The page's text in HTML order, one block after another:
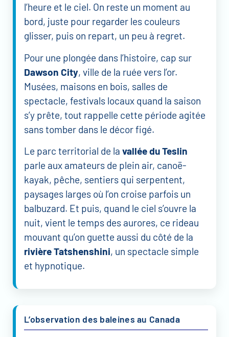
l’heure et le ciel. On reste un moment au
bord, juste pour regarder les couleurs
glisser, puis on repart, un peu à regret.
Pour une plongée dans l’histoire, cap sur
Dawson City, ville de la ruée vers l’or.
Musées, maisons en bois, salles de
spectacle, festivals locaux quand la saison
s’y prête, tout rappelle cette période agitée
sans tomber dans le décor figé.
Le parc territorial de la vallée du Teslin
parle aux amateurs de plein air, canoë-
kayak, pêche, sentiers qui serpentent,
paysages larges où l’on croise parfois un
balbuzard. Et puis, quand le ciel s’ouvre la
nuit, vient le temps des aurores, ce rideau
mouvant qu’on guette aussi du côté de la
rivière Tatshenshini, un spectacle simple
et hypnotique.
L’observation des baleines au Canada